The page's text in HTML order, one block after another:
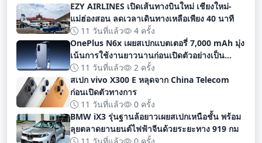
EZY AIRLINES เปิดเส้นทางบินใหม่ เชียงใหม่-
แม่ฮ่องสอน ลดเวลาเดินทางเหลือเพียง 40 นาที
11 วันที่แล้ว
4 ครั้ง
OnePlus N6x เผยสเปกแบตเตอรี่ 7,000 mAh มุ่ง
เน้นการใช้งานยาวนานก่อนเปิดตัวอย่างเป็น
ทางการ
11 วันที่แล้ว
2 ครั้ง
สเปก vivo X300 E หลุดจาก China Telecom
ก่อนเปิดตัวทางการ
11 วันที่แล้ว
0 ครั้ง
BMW iX3 รุ่นฐานล้อยาวเผยสเปกเหนือชั้น พร้อม
ลุยตลาดยานยนต์ไฟฟ้าจีนด้วยระยะทาง 919 กม